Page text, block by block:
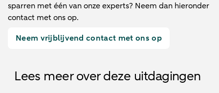
sparren met één van onze experts? Neem dan hieronder
contact met ons op.
Neem vrijblijvend contact met ons op
Lees meer over deze uitdagingen